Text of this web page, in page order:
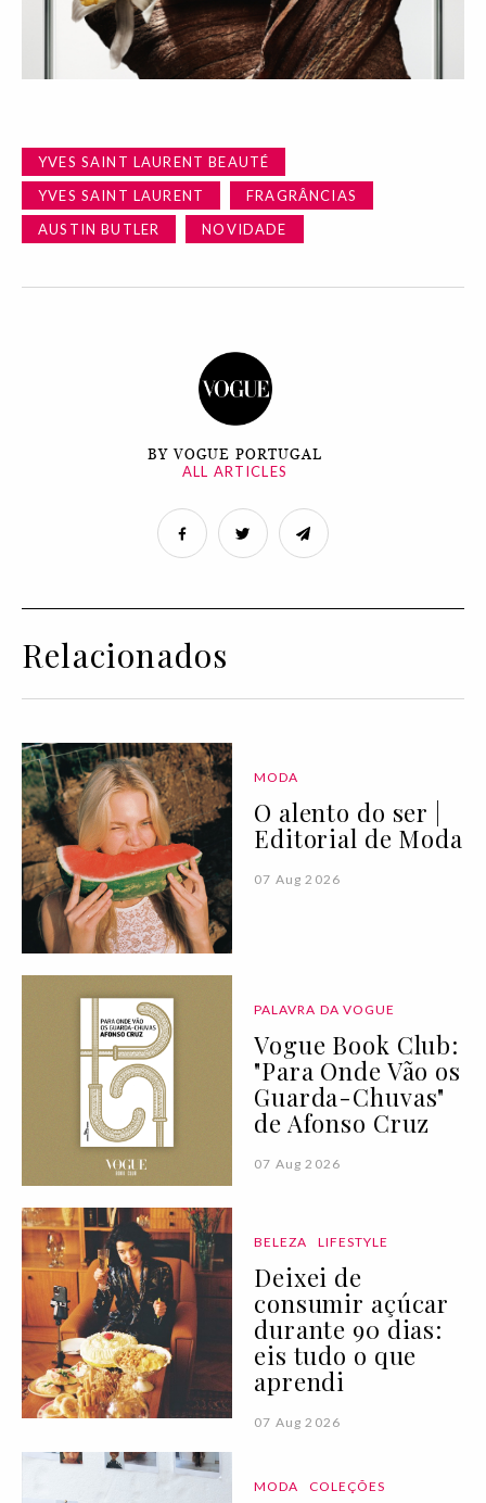
YVES SAINT LAURENT BEAUTÉ
YVES SAINT LAURENT
FRAGRÂNCIAS
AUSTIN BUTLER
NOVIDADE
BY VOGUE PORTUGAL
ALL ARTICLES
Relacionados
MODA
O alento do ser |
Editorial de Moda
07 Aug 2026
PALAVRA DA VOGUE
Vogue Book Club:
"Para Onde Vão os
Guarda-Chuvas"
de Afonso Cruz
07 Aug 2026
BELEZA LIFESTYLE
Deixei de
consumir açúcar
durante 90 dias:
eis tudo o que
aprendi
07 Aug 2026
MODA COLEÇÕES